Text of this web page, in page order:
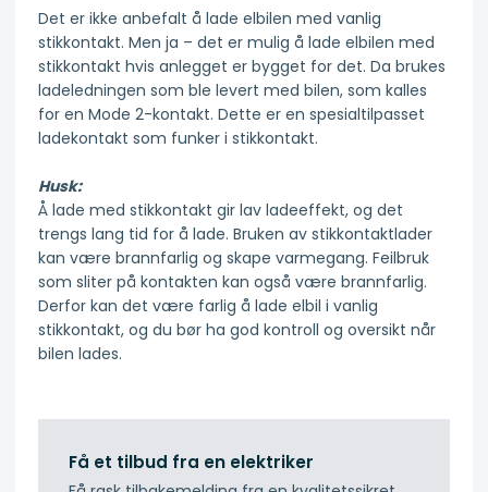
Det er ikke anbefalt å lade elbilen med vanlig
stikkontakt. Men ja – det er mulig å lade elbilen med
stikkontakt hvis anlegget er bygget for det. Da brukes
ladeledningen som ble levert med bilen, som kalles
for en Mode 2-kontakt. Dette er en spesialtilpasset
ladekontakt som funker i stikkontakt.
Husk:
Å lade med stikkontakt gir lav ladeeffekt, og det
trengs lang tid for å lade. Bruken av stikkontaktlader
kan være brannfarlig og skape varmegang. Feilbruk
som sliter på kontakten kan også være brannfarlig.
Derfor kan det være farlig å lade elbil i vanlig
stikkontakt, og du bør ha god kontroll og oversikt når
bilen lades.
Få et tilbud fra en elektriker